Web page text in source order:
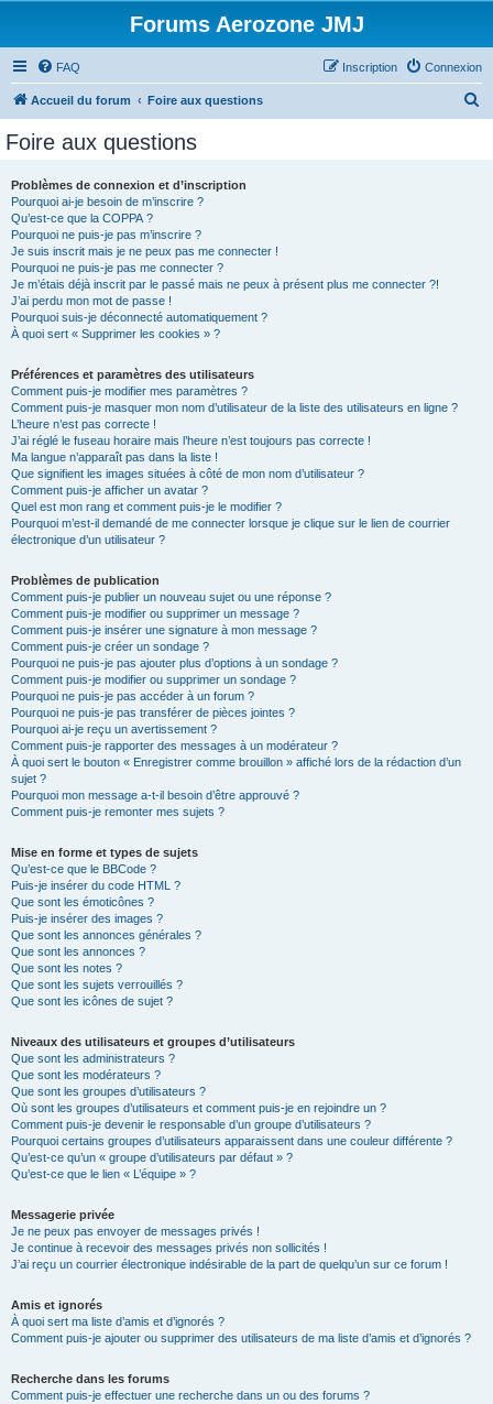
Forums Aerozone JMJ
FAQ Connexion
Inscription
Accueil du forum Foire aux questions
Foire aux questions
Problèmes de connexion et d’inscription
Pourquoi ai-je besoin de m’inscrire ?
Qu’est-ce que la COPPA ?
Pourquoi ne puis-je pas m’inscrire ?
Je suis inscrit mais je ne peux pas me connecter !
Pourquoi ne puis-je pas me connecter ?
Je m’étais déjà inscrit par le passé mais ne peux à présent plus me connecter ?!
J’ai perdu mon mot de passe !
Pourquoi suis-je déconnecté automatiquement ?
À quoi sert « Supprimer les cookies » ?
Préférences et paramètres des utilisateurs
Comment puis-je modifier mes paramètres ?
Comment puis-je masquer mon nom d’utilisateur de la liste des utilisateurs en ligne ?
L’heure n’est pas correcte !
J’ai réglé le fuseau horaire mais l’heure n’est toujours pas correcte !
Ma langue n’apparaît pas dans la liste !
Que signifient les images situées à côté de mon nom d’utilisateur ?
Comment puis-je afficher un avatar ?
Quel est mon rang et comment puis-je le modifier ?
Pourquoi m’est-il demandé de me connecter lorsque je clique sur le lien de courrier
électronique d’un utilisateur ?
Problèmes de publication
Comment puis-je publier un nouveau sujet ou une réponse ?
Comment puis-je modifier ou supprimer un message ?
Comment puis-je insérer une signature à mon message ?
Comment puis-je créer un sondage ?
Pourquoi ne puis-je pas ajouter plus d’options à un sondage ?
Comment puis-je modifier ou supprimer un sondage ?
Pourquoi ne puis-je pas accéder à un forum ?
Pourquoi ne puis-je pas transférer de pièces jointes ?
Pourquoi ai-je reçu un avertissement ?
Comment puis-je rapporter des messages à un modérateur ?
À quoi sert le bouton « Enregistrer comme brouillon » affiché lors de la rédaction d’un
sujet ?
Pourquoi mon message a-t-il besoin d’être approuvé ?
Comment puis-je remonter mes sujets ?
Mise en forme et types de sujets
Qu’est-ce que le BBCode ?
Puis-je insérer du code HTML ?
Que sont les émoticônes ?
Puis-je insérer des images ?
Que sont les annonces générales ?
Que sont les annonces ?
Que sont les notes ?
Que sont les sujets verrouillés ?
Que sont les icônes de sujet ?
Niveaux des utilisateurs et groupes d’utilisateurs
Que sont les administrateurs ?
Que sont les modérateurs ?
Que sont les groupes d’utilisateurs ?
Où sont les groupes d’utilisateurs et comment puis-je en rejoindre un ?
Comment puis-je devenir le responsable d’un groupe d’utilisateurs ?
Pourquoi certains groupes d’utilisateurs apparaissent dans une couleur différente ?
Qu’est-ce qu’un « groupe d’utilisateurs par défaut » ?
Qu’est-ce que le lien « L’équipe » ?
Messagerie privée
Je ne peux pas envoyer de messages privés !
Je continue à recevoir des messages privés non sollicités !
J’ai reçu un courrier électronique indésirable de la part de quelqu’un sur ce forum !
Amis et ignorés
À quoi sert ma liste d’amis et d’ignorés ?
Comment puis-je ajouter ou supprimer des utilisateurs de ma liste d’amis et d’ignorés ?
Recherche dans les forums
Comment puis-je effectuer une recherche dans un ou des forums ?